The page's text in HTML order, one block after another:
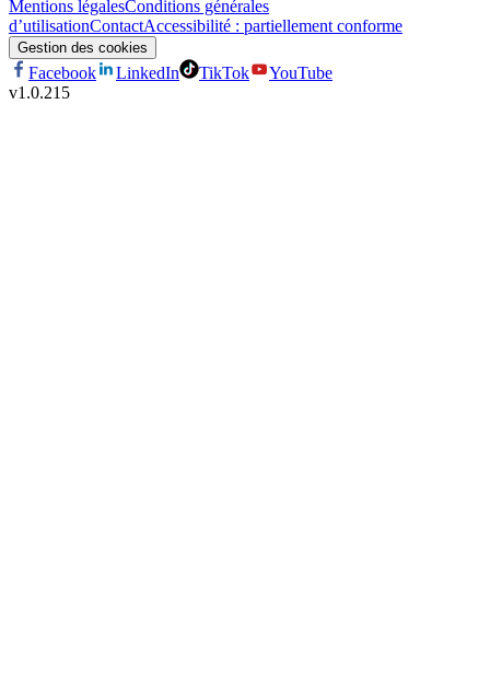
Mentions légalesConditions générales
d’utilisationContactAccessibilité : partiellement conforme
Gestion des cookies
Facebook LinkedIn TikTok
YouTube
v1.0.215